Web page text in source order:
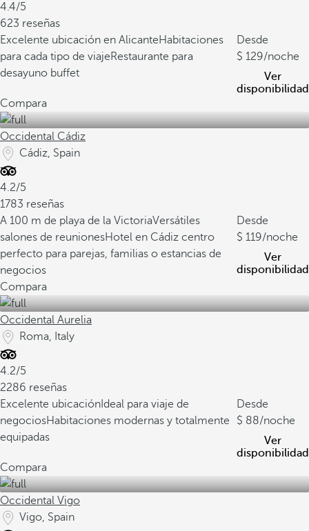
4.4/5
623 reseñas
Excelente ubicación en AlicanteHabitaciones
para cada tipo de viajeRestaurante para
desayuno buffet
Desde
129/noche
Ver
disponibilidad
Compara
Occidental Cádiz
Cádiz, Spain
4.2/5
1783 reseñas
A 100 m de playa de la VictoriaVersátiles
salones de reunionesHotel en Cádiz centro
perfecto para parejas, familias o estancias de
negocios
Desde
119/noche
Ver
disponibilidad
Compara
Occidental Aurelia
Roma, Italy
4.2/5
2286 reseñas
Excelente ubicación Ideal para viaje de
negociosHabitaciones modernas y totalmente
equipadas
Desde
88/noche
Ver
disponibilidad
Compara
Occidental Vigo
Vigo, Spain